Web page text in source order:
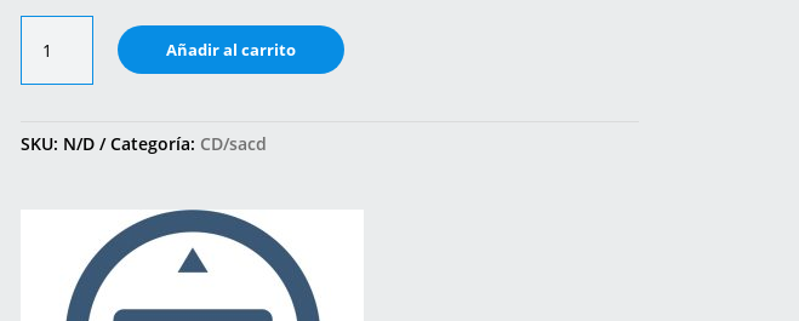
CD
cantidad
Añadir al carrito
SKU: N/D Categoría: CD/sacd